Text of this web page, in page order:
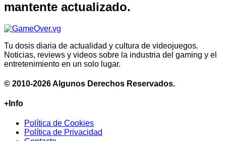
mantente actualizado.
Tu dosis diaria de actualidad y cultura de videojuegos.
Noticias, reviews y videos sobre la industria del gaming y el
entretenimiento en un solo lugar.
© 2010-2026 Algunos Derechos Reservados.
+Info
Política de Cookies
Política de Privacidad